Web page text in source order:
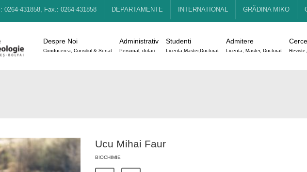
0264-431858, Fax.: 0264-431858 DEPARTAMENTE INTERNATIONAL GRĂDINA MIKO
Despre Noi
Conducerea, Consiliul & Senat
Administrativ
Personal, dotari
Studenti
Licenta,Master,Doctorat
Admitere
Licenta, Master, Doctorat
Ucu Mihai Faur
BIOCHIMIE